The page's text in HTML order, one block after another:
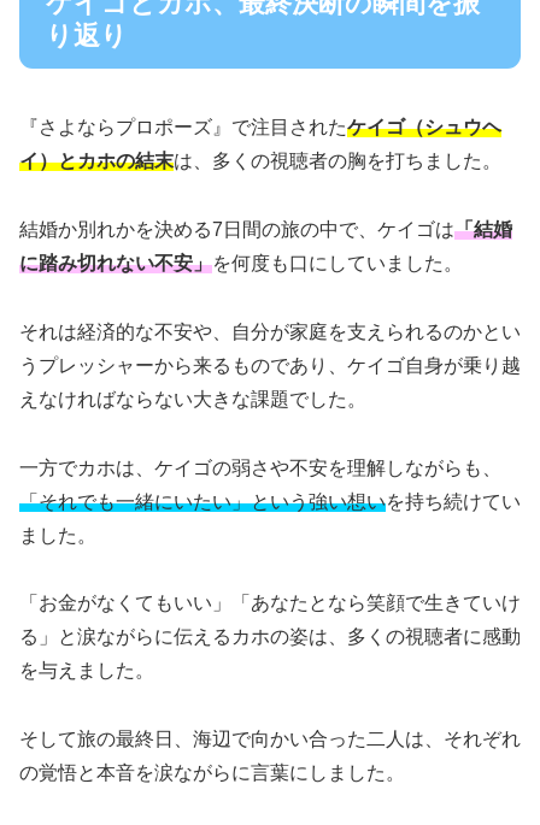
り返り
『さよならプロポーズ』で注目されたケイゴ（シュウヘ
イ）とカホの結末は、多くの視聴者の胸を打ちました。
結婚か別れかを決める7日間の旅の中で、ケイゴは「結婚
に踏み切れない不安」を何度も口にしていました。
それは経済的な不安や、自分が家庭を支えられるのかとい
うプレッシャーから来るものであり、ケイゴ自身が乗り越
えなければならない大きな課題でした。
一方でカホは、ケイゴの弱さや不安を理解しながらも、
「それでも一緒にいたい」という強い想いを持ち続けてい
ました。
「お金がなくてもいい」「あなたとなら笑顔で生きていけ
る」と涙ながらに伝えるカホの姿は、多くの視聴者に感動
を与えました。
そして旅の最終日、海辺で向かい合った二人は、それぞれ
の覚悟と本音を涙ながらに言葉にしました。